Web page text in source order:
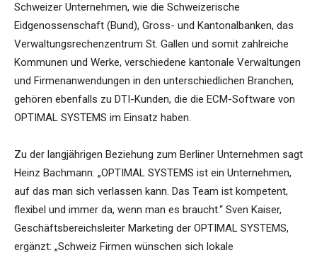
Schweizer Unternehmen, wie die Schweizerische
Eidgenossenschaft (Bund), Gross- und Kantonalbanken, das
Verwaltungsrechenzentrum St. Gallen und somit zahlreiche
Kommunen und Werke, verschiedene kantonale Verwaltungen
und Firmenanwendungen in den unterschiedlichen Branchen,
gehören ebenfalls zu DTI-Kunden, die die ECM-Software von
OPTIMAL SYSTEMS im Einsatz haben.
Zu der langjährigen Beziehung zum Berliner Unternehmen sagt
Heinz Bachmann: „OPTIMAL SYSTEMS ist ein Unternehmen,
auf das man sich verlassen kann. Das Team ist kompetent,
flexibel und immer da, wenn man es braucht.“ Sven Kaiser,
Geschäftsbereichsleiter Marketing der OPTIMAL SYSTEMS,
ergänzt: „Schweiz Firmen wünschen sich lokale